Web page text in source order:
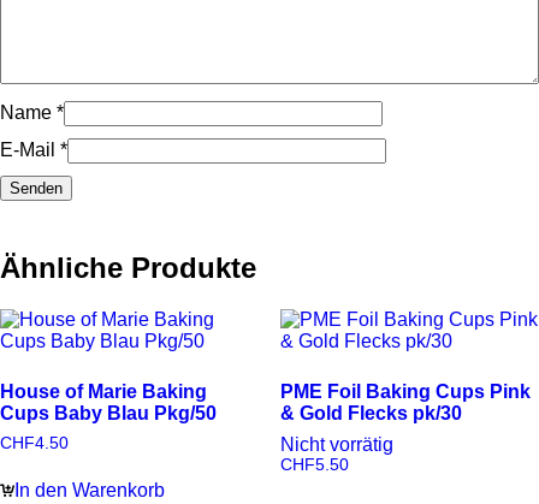
Name *
E-Mail *
Ähnliche Produkte
House of Marie Baking
Cups Baby Blau Pkg/50
CHF4.50
In den Warenkorb
PME Foil Baking Cups Pink
& Gold Flecks pk/30
Nicht vorrätig
CHF5.50